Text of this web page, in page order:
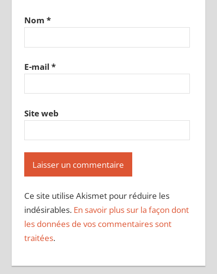
Nom *
E-mail *
Site web
Ce site utilise Akismet pour réduire les
indésirables. En savoir plus sur la façon dont
les données de vos commentaires sont
traitées.